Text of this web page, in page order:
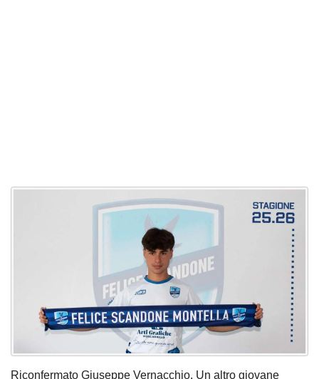
Riconfermato Giuseppe Vernacchio. Un altro giovane